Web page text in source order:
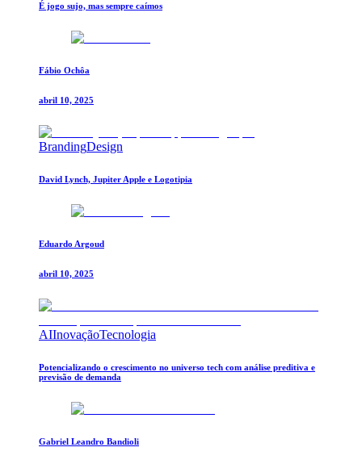
É jogo sujo, mas sempre caímos
Fábio Ochôa
abril 10, 2025
BrandingDesign
David Lynch, Jupiter Apple e Logotipia
Eduardo Argoud
abril 10, 2025
AIInovaçãoTecnologia
Potencializando o crescimento no universo tech com análise preditiva e
previsão de demanda
Gabriel Leandro Bandioli